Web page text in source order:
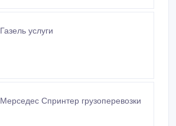
Газель услуги
Мерседес Спринтер грузоперевозки